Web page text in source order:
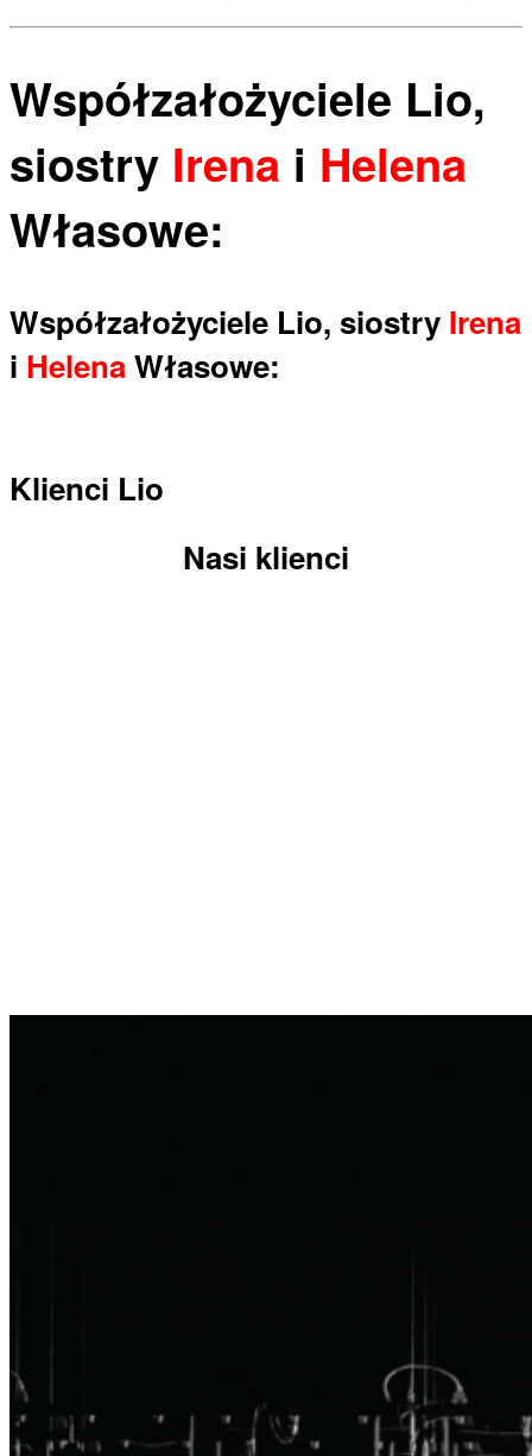
Współzałożyciele Lio,
siostry Irena i Helena
Własowe:
Współzałożyciele Lio, siostry Irena
i HelenaWłasowe:
Klienci Lio
Nasi klienci